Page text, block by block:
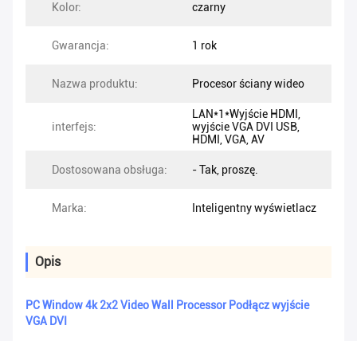
Kolor: czarny
Gwarancja: 1 rok
Nazwa produktu: Procesor ściany wideo
interfejs:
LAN*1*Wyjście HDMI,
wyjście VGA DVI USB,
HDMI, VGA, AV
Dostosowana obsługa: - Tak, proszę.
Marka: Inteligentny wyświetlacz
Opis
PC Window 4k 2x2 Video Wall Processor Podłącz wyjście
VGA DVI